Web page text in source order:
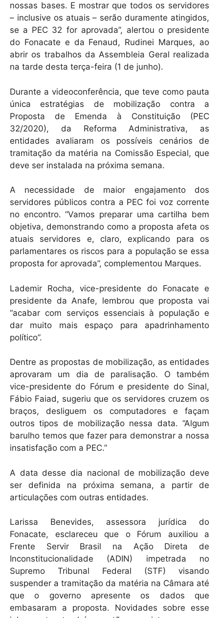
nossas bases. E mostrar que todos os servidores
– inclusive os atuais – serão duramente atingidos,
se a PEC 32 for aprovada”, alertou o presidente
do Fonacate e da Fenaud, Rudinei Marques, ao
abrir os trabalhos da Assembleia Geral realizada
na tarde desta terça-feira (1 de junho).
Durante a videoconferência, que teve como pauta
única estratégias de mobilização contra a
Proposta de Emenda à Constituição (PEC
32/2020), da Reforma Administrativa, as
entidades avaliaram os possíveis cenários de
tramitação da matéria na Comissão Especial, que
deve ser instalada na próxima semana.
A necessidade de maior engajamento dos
servidores públicos contra a PEC foi voz corrente
no encontro. “Vamos preparar uma cartilha bem
objetiva, demonstrando como a proposta afeta os
atuais servidores e, claro, explicando para os
parlamentares os riscos para a população se essa
proposta for aprovada”, complementou Marques.
Lademir Rocha, vice-presidente do Fonacate e
presidente da Anafe, lembrou que proposta vai
“acabar com serviços essenciais à população e
dar muito mais espaço para apadrinhamento
político”.
Dentre as propostas de mobilização, as entidades
aprovaram um dia de paralisação. O também
vice-presidente do Fórum e presidente do Sinal,
Fábio Faiad, sugeriu que os servidores cruzem os
braços, desliguem os computadores e façam
outros tipos de mobilização nessa data. “Algum
barulho temos que fazer para demonstrar a nossa
insatisfação com a PEC.”
A data desse dia nacional de mobilização deve
ser definida na próxima semana, a partir de
articulações com outras entidades.
Larissa Benevides, assessora jurídica do
Fonacate, esclareceu que o Fórum auxiliou a
Frente Servir Brasil na Ação Direta de
Inconstitucionalidade (ADIN) impetrada no
Supremo Tribunal Federal (STF) visando
suspender a tramitação da matéria na Câmara até
que o governo apresente os dados que
embasaram a proposta. Novidades sobre esse